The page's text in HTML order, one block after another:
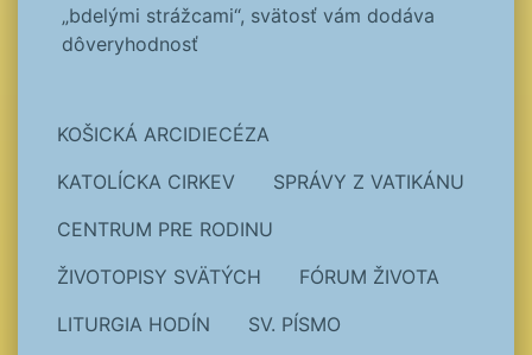
„bdelými strážcami“, svätosť vám dodáva
dôveryhodnosť
KOŠICKÁ ARCIDIECÉZA
KATOLÍCKA CIRKEV
SPRÁVY Z VATIKÁNU
CENTRUM PRE RODINU
ŽIVOTOPISY SVÄTÝCH
FÓRUM ŽIVOTA
LITURGIA HODÍN
SV. PÍSMO